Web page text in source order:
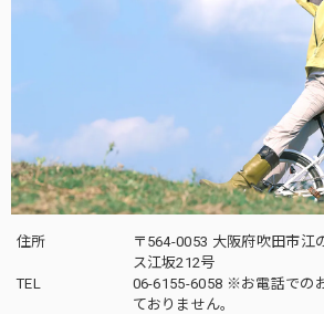
マットアイボリーホワイト
2026/02/24
完成車発送との事でしたがハンドル部
てない。説明書見たら分かる程度です
いてますがあまり使わない。ほぼ6での
坂以外は変速しない感じ。 とにかく「
らかなり時間がかかります。急いでいる
クレヨン
2026/01/10
住所
〒564-0053 大阪府吹田市江
ス江坂212号
TEL
06-6155-6058 ※お電話での
ておりません。